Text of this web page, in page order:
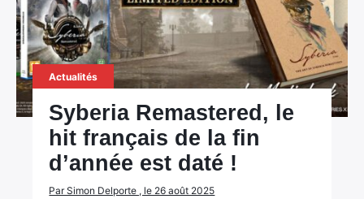
Actualités
Syberia Remastered, le
hit français de la fin
d’année est daté !
Par Simon Delporte , le 26 août 2025